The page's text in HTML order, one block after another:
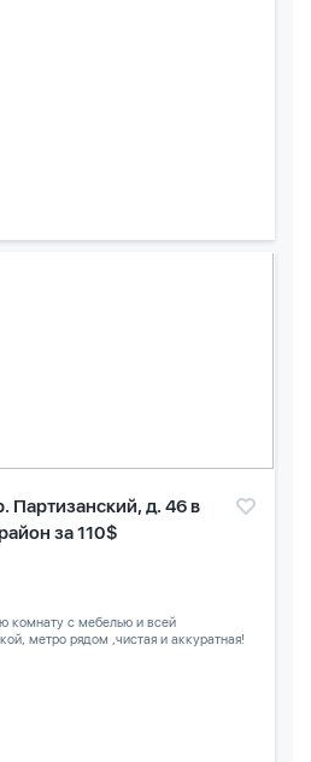
Партизанский, д. 46 в
за 110$
комнату с мебелью и всей
метро рядом ,чистая и аккуратная!